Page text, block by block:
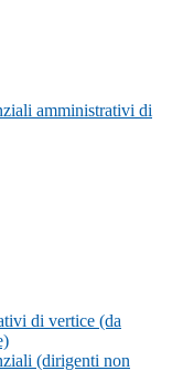
amministrativi di
di vertice (da
(dirigenti non